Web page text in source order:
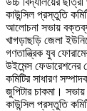
কাউন্সিল প্রস্তুতি
আলোচনা সভায়
খাগড়াছড়ি জেলা
গণতান্ত্রিক যুব
উইমেন্স ফেডারেশনের
কমিটির সাধারণ
জুপিটার চাকমা।
কাউন্সিল প্রস্তুতি